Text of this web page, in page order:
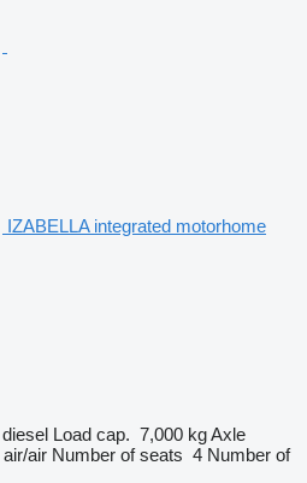
IZABELLA integrated motorhome
diesel Load cap. 7,000 kgAxle
air/air Number of seats 4 Number of